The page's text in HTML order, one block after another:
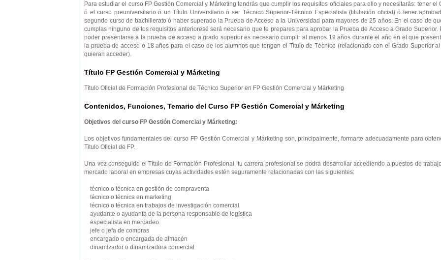
Para estudiar el curso FP Gestión Comercial y Márketing tendrás que cumplir los requisitos oficiales para ello y necesitarás: tener el
ó el curso preuniversitario ó un Título Universitario ó ser Técnico Superior-Técnico Especialista (titulación oficial) ó tener
segundo curso de bachillerato ó haber superado la Prueba de Acceso a la Universidad para mayores de 25 años. En el caso de
cumplas ninguno de los requisitos anterioresé será necesario que te prepares para aprobar la Prueba de Acceso a Grado Superior.
poder presentarse a la prueba de acceso a grado superior es necesario cumplir al menos 19 años durante el año en el que
la prueba de acceso ó 18 años para el caso de los alumnos que tengan el Título de Técnico (relacionado con el Grado Superior
quieran acceder).
Título FP Gestión Comercial y Márketing
Título Oficial de Formación Profesional de Técnico Superior en FP Gestión Comercial y Márketing
Contenidos, Funciones, Temario del Curso FP Gestión Comercial y Márketing
Objetivos del curso FP Gestión Comercial y Márketing:
Los objetivos fundamentales del curso FP Gestión Comercial y Márketing son, principalmente, formarte adecuadamente para
Titulo Oficial de FP.
Una vez conseguido el Título de Formación Profesional, tu carrera profesional se podrá desarrollar accediendo a puestos de
mercado laboral en empresas cuyas actividades estén seguramente relacionadas con las siguientes:
técnico o técnica en gestión de compraventa
técnico o técnica en marketing
técnico o técnica en trabajos de investigación comercial
ayudante o ayudanta de la persona responsable de logística
especialista en mercadeo
jefe o jefa de compras
encargado o encargada de almacén
dinamizador o dinamizadora comercial